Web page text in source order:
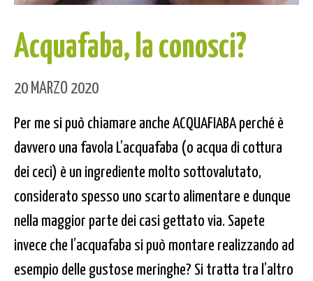
Acquafaba, la conosci?
20 MARZO 2020
Per me si può chiamare anche ACQUAFIABA perché è
davvero una favola L’acquafaba (o acqua di cottura
dei ceci) è un ingrediente molto sottovalutato,
considerato spesso uno scarto alimentare e dunque
nella maggior parte dei casi gettato via. Sapete
invece che l’acquafaba si può montare realizzando ad
esempio delle gustose meringhe? Si tratta tra l’altro